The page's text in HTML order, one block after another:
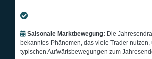
Saisonale Marktbewegung: Die
bekanntes Phänomen, das viele Trader nutzen,
typischen Aufwärtsbewegungen zum